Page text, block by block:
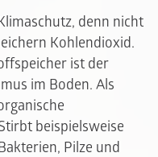
denn nicht
Kohlendioxid.
ist der
im Boden. Als
beispielsweise
Pilze und